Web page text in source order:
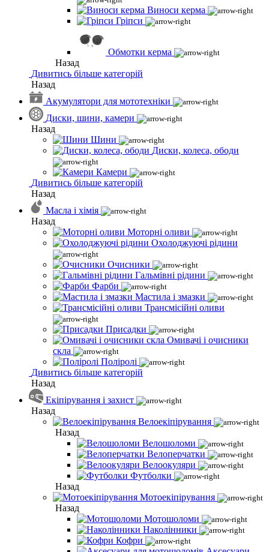
Виноси керма
Гріпси
Обмотки керма
Назад
Дивитись більше категорій
Назад
Акумулятори для мототехніки
Диски, шини, камери
Назад
Шини
Диски, колеса, ободи
Камери
Дивитись більше категорій
Назад
Масла і хімія
Назад
Моторні оливи
Охолоджуючі рідини
Очисники
Гальмівні рідини
Фарби
Мастила і змазки
Трансмісійні оливи
Присадки
Омивачі і очисники
скла
Поліролі
Дивитись більше категорій
Назад
Екіпірування і захист
Назад
Велоекіпірування
Назад
Велошоломи
Велоперчатки
Велоокуляри
Футболки
Назад
Мотоекіпірування
Назад
Мотошоломи
Наколінники
Кофри